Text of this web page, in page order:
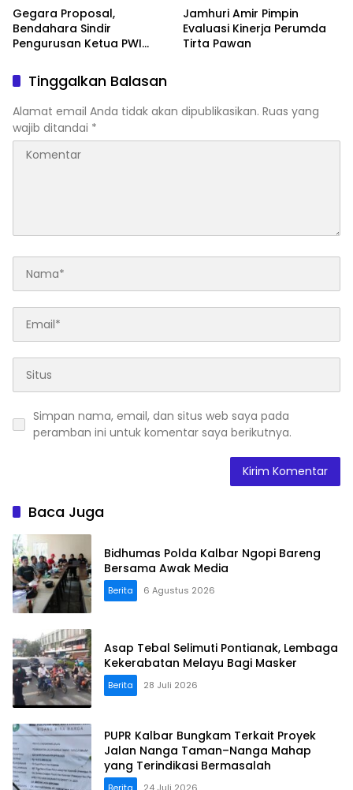
Gegara Proposal,
Bendahara Sindir
Pengurusan Ketua PWI
Jamhuri Amir Pimpin
Evaluasi Kinerja Perumda
Tirta Pawan
Tinggalkan Balasan
Alamat email Anda tidak akan dipublikasikan. Ruas yang
wajib ditandai *
Simpan nama, email, dan situs web saya pada
peramban ini untuk komentar saya berikutnya.
Baca Juga
Bidhumas Polda Kalbar Ngopi Bareng
Bersama Awak Media
Berita 6 Agustus 2026
Asap Tebal Selimuti Pontianak, Lembaga
Kekerabatan Melayu Bagi Masker
Berita 28 Juli 2026
PUPR Kalbar Bungkam Terkait Proyek
Jalan Nanga Taman–Nanga Mahap
yang Terindikasi Bermasalah
Berita 24 Juli 2026